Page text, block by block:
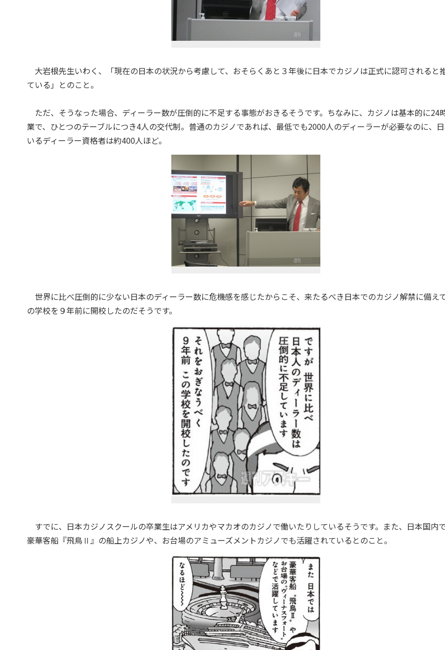
大岩根先生いわく、「現在の日本の状況から考慮して、おそらくあと３年後に日本でカジノは正式に認可されると
ている」とのこと。
ただ、そうなった場合、ディーラー数が圧倒的に不足する事態がおきるそうです。ちなみに、カジノは基本的に24
業で、ひとつのテーブルにつき4人の交代制。普通のカジノであれば、最低でも2000人のディーラーが必要なのに、
いるディーラー資格者は約400人ほど。
世界に比べ圧倒的に少ない日本のディーラー数に危機感を感じたからこそ、来たるべき日本でのカジノ解禁に備え
の学校を９年前に開校したのだそうです。
すでに、日本カジノスクールの卒業生はアメリカやマカオのカジノで働いたりしているそうです。また、日本国内
豪華客船『飛鳥Ⅱ』の船上カジノや、お台場のアミューズメントカジノでも活躍されているとのこと。